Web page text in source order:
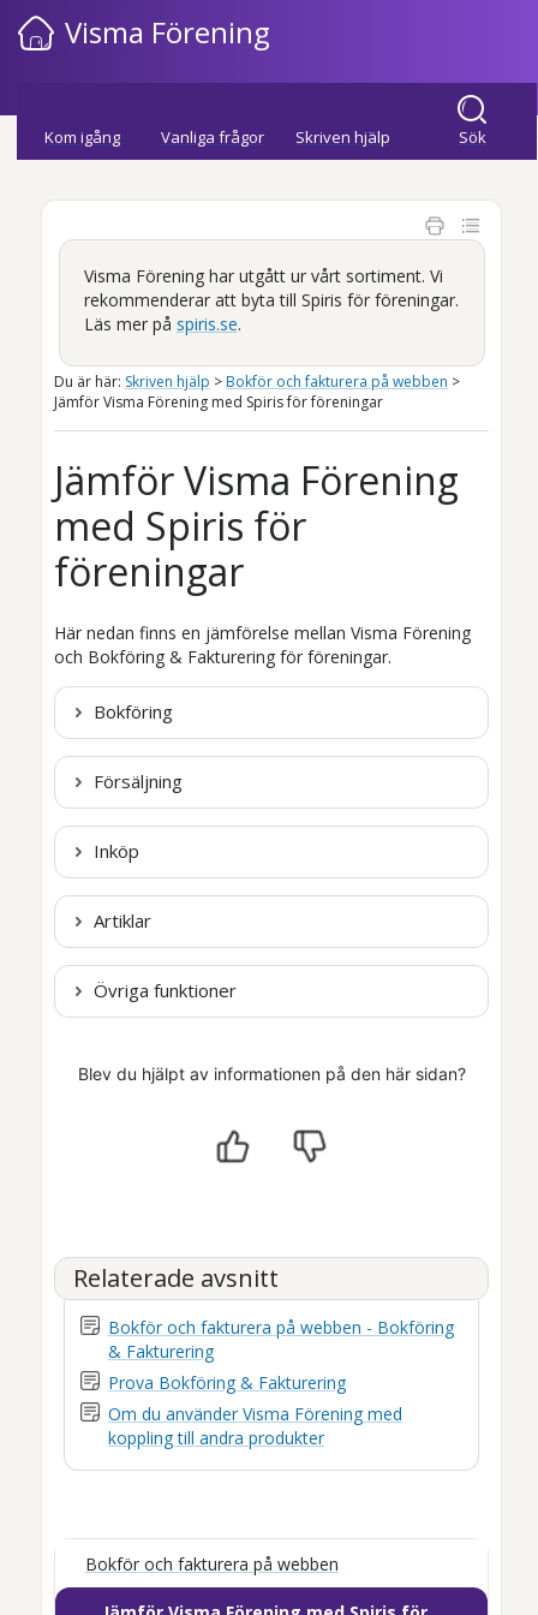
Kom igång Vanliga frågor Skriven hjälp Sök
Visma Förening
Visma Förening har utgått ur vårt sortiment. Vi
rekommenderar att byta till Spiris för föreningar.
Läs mer på spiris.se.
Du är här: Skriven hjälp > Bokför och fakturera på webben >
Jämför Visma Förening med Spiris för föreningar
JämförVisma Förening
med Spiris för
föreningar
Här nedan finns en jämförelse mellan Visma Förening
och Bokföring & Fakturering för föreningar.
Bokföring
Försäljning
Inköp
Artiklar
Övriga funktioner
Blev du hjälpt av informationen på den här sidan?
Relaterade avsnitt
Bokför och fakturera på webben - Bokföring
& Fakturering
Prova Bokföring & Fakturering
Om du använder Visma Förening med
koppling till andra produkter
Bokför och fakturera på webben